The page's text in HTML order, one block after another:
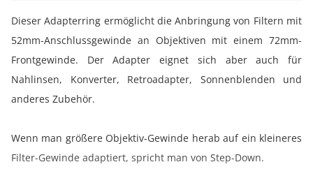
Dieser Adapterring ermöglicht die Anbringung von Filtern mit
52mm-Anschlussgewinde an Objektiven mit einem 72mm-
Frontgewinde. Der Adapter eignet sich aber auch für
Nahlinsen, Konverter, Retroadapter, Sonnenblenden und
anderes Zubehör.
Wenn man größere Objektiv-Gewinde herab auf ein kleineres
Filter-Gewinde adaptiert, spricht man von Step-Down.